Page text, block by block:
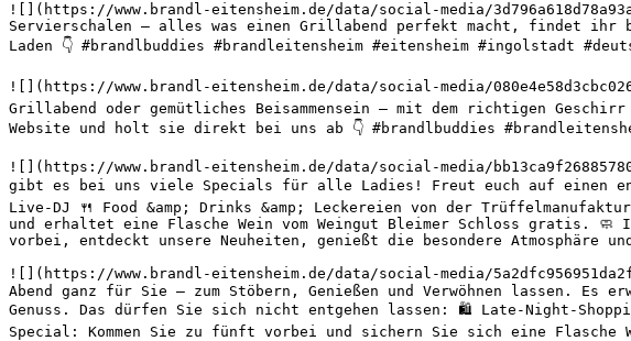
![](https://www.brandl-eitensheim.de/data/social-media/
Servierschalen – alles was einen Grillabend perfekt macht, findet ihr
Laden 👇 #brandlbuddies #brandleitensheim #eitensheim #ingolstadt
![](https://www.brandl-eitensheim.de/data/social-media/
Grillabend oder gemütliches Beisammensein – mit dem richtigen
Website und holt sie direkt bei uns ab 👇 #brandlbuddies
![](https://www.brandl-eitensheim.de/data/social-media/
gibt es bei uns viele Specials für alle Ladies! Freut euch auf einen
Live-DJ 🍴 Food &amp; Drinks &amp; Leckereien von der
und erhaltet eine Flasche Wein vom Weingut Bleimer Schloss gratis.
vorbei, entdeckt unsere Neuheiten, genießt die besondere Atmosphäre
![](https://www.brandl-eitensheim.de/data/social-media/
Abend ganz für Sie – zum Stöbern, Genießen und Verwöhnen lassen. Es
Genuss. Das dürfen Sie sich nicht entgehen lassen: 🛍️ Late-Night-
Special: Kommen Sie zu fünft vorbei und sichern Sie sich eine Flasche